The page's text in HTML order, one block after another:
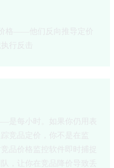
格——他们反向推导定价
行反击
是每小时。如果你仍用表
竞品定价，你不是在监
品价格监控软件即时捕捉
，让你在竞品降价导致丢